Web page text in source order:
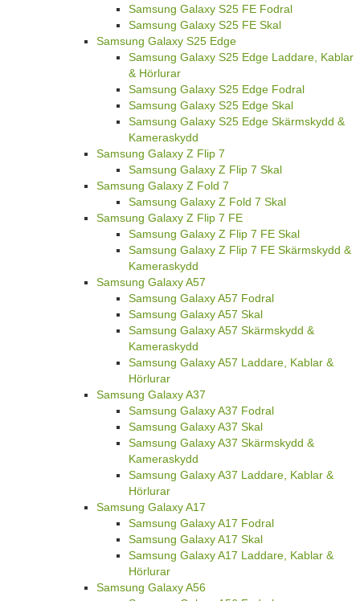
Samsung Galaxy S25 FE Fodral
Samsung Galaxy S25 FE Skal
Samsung Galaxy S25 Edge
Samsung Galaxy S25 Edge Laddare, Kablar
& Hörlurar
Samsung Galaxy S25 Edge Fodral
Samsung Galaxy S25 Edge Skal
Samsung Galaxy S25 Edge Skärmskydd &
Kameraskydd
Samsung Galaxy Z Flip 7
Samsung Galaxy Z Flip 7 Skal
Samsung Galaxy Z Fold 7
Samsung Galaxy Z Fold 7 Skal
Samsung Galaxy Z Flip 7 FE
Samsung Galaxy Z Flip 7 FE Skal
Samsung Galaxy Z Flip 7 FE Skärmskydd &
Kameraskydd
Samsung Galaxy A57
Samsung Galaxy A57 Fodral
Samsung Galaxy A57 Skal
Samsung Galaxy A57 Skärmskydd &
Kameraskydd
Samsung Galaxy A57 Laddare, Kablar &
Hörlurar
Samsung Galaxy A37
Samsung Galaxy A37 Fodral
Samsung Galaxy A37 Skal
Samsung Galaxy A37 Skärmskydd &
Kameraskydd
Samsung Galaxy A37 Laddare, Kablar &
Hörlurar
Samsung Galaxy A17
Samsung Galaxy A17 Fodral
Samsung Galaxy A17 Skal
Samsung Galaxy A17 Laddare, Kablar &
Hörlurar
Samsung Galaxy A56